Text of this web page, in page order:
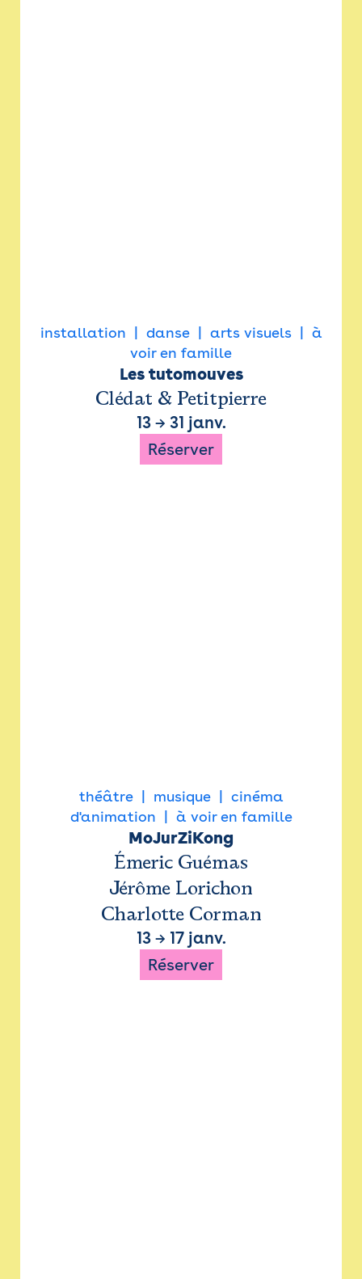
installation danse arts visuels
à
voir en famille
Les tutomouves
Clédat & Petitpierre
13→ 31 janv.
Réserver
théâtre musique
cinéma
d'animation
à voir en famille
MoJurZiKong
Émeric Guémas
Jérôme Lorichon
Charlotte Corman
13→ 17 janv.
Réserver